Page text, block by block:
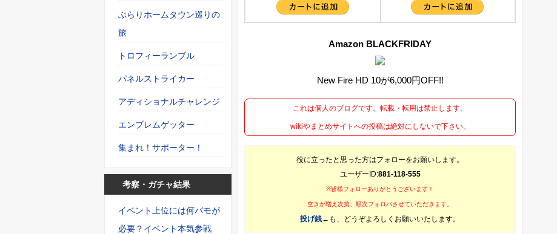
Amazon BLACKFRIDAY
New Fire HD 10が6,000円OFF!!
これは個人のブログです。転載・転用は禁止します。
wikiやまとめサイトへの投稿は絶対にしないで下さい。
役に立ったと思った方はフォローをお願いします。
ユーザーID:881-118-555
※皆様フォローありがとうございます！
空きが増え次第、順次フォロバさせていただきます。
投げ銭←も、どうぞよろしくお願いいたします。
ぶらりホームタウン巡りの
旅
トロフィーランブル
パネルストライカー
アディショナルチャレンジ
エンブレムゲッター
集まれ！サポーター！
考察・ガチャ結果
イベント上位には何バモが
必要？イベント本気参戦